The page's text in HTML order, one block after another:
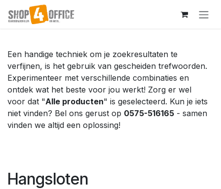
Overslaan naar inhoud
Een handige techniek om je zoekresultaten te
verfijnen, is het gebruik van gescheiden trefwoorden.
Experimenteer met verschillende combinaties en
ontdek wat het beste voor jou werkt! Zorg er wel
voor dat "Alle producten" is geselecteerd. Kun je iets
niet vinden? Bel ons gerust op 0575-516165 - samen
vinden we altijd een oplossing!
Hangsloten